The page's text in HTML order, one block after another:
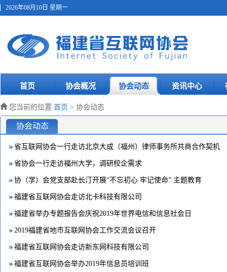
2026年08月10日 星期一
首页 协会概况 协会动态 资讯中心
您当前的位置:首页 > 协会动态
协会动态
省互联网协会一行走访北京大成（福州）律师事务所共商合作契机
省协会一行走访福州大学，调研校企需求
协（学）会党支部赴长汀开展“不忘初心 牢记使命” 主题教育
福建省互联网协会走访北卡科技有限公司
福建省举办专题报告会庆祝2019年世界电信和信息社会日
2019福建省地市互联网协会工作交流会议召开
福建省互联网协会走访新东网科技有限公司
福建省互联网协会举办2019年信息员培训班